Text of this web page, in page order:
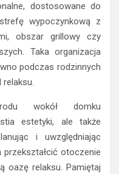
dostosowane do
wypoczynkową z
obszar grillowy czy
Taka organizacja
podczas rodzinnych
relaksu.
wokół domku
estetyki, ale także
i uwzględniając
otoczenie
oazę relaksu. Pamiętaj